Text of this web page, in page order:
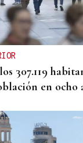
307.119
en ocho